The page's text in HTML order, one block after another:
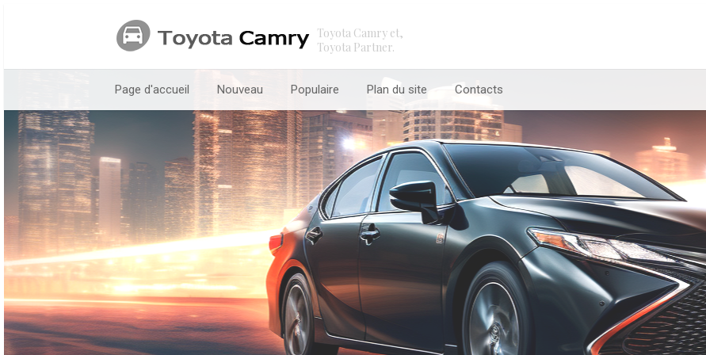
Toyota Camry et,
Toyota Partner.
Page d'accueil Nouveau Populaire Plan du site Contacts